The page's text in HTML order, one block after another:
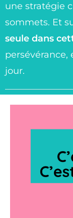
une stratégie
sommets. Et
seule dans
jour.